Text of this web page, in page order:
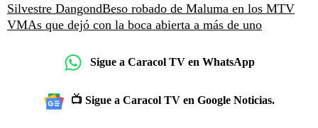
Silvestre DangondBeso robado de Maluma en los MTV
VMAs que dejó con la boca abierta a más de uno
Sigue a Caracol TV en WhatsApp
📺 Sigue a Caracol TV en Google Noticias.